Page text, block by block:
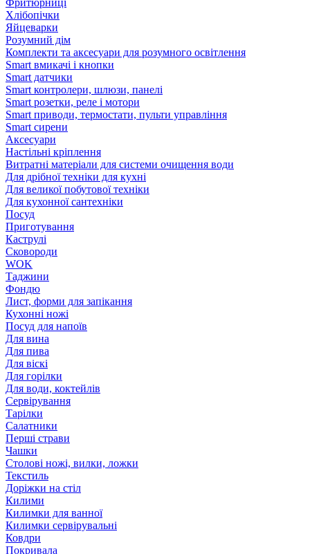
Фритюрниці
Хлібопічки
Яйцеварки
Розумний дім
Комплекти та аксесуари для розумного освітлення
Smart вмикачі і кнопки
Smart датчики
Smart контролери, шлюзи, панелі
Smart розетки, реле і мотори
Smart приводи, термостати, пульти управління
Smart сирени
Аксесуари
Настільні кріплення
Витратні матеріали для системи очищення води
Для дрібної техніки для кухні
Для великої побутової техніки
Для кухонної сантехніки
Посуд
Приготування
Каструлі
Сковороди
WOK
Таджини
Фондю
Лист, форми для запікання
Кухонні ножі
Посуд для напоїв
Для вина
Для пива
Для віскі
Для горілки
Для води, коктейлів
Сервірування
Тарілки
Салатники
Перші страви
Чашки
Столові ножі, вилки, ложки
Текстиль
Доріжки на стіл
Килими
Килимки для ванної
Килимки сервірувальні
Ковдри
Покривала